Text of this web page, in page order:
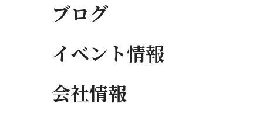
ブログ
イベント情報
会社情報